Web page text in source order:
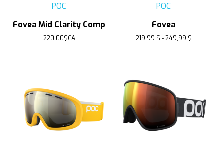
POC
Fovea Mid Clarity Comp
220,00$CA
POC
Fovea
219,99 $ - 249,99 $